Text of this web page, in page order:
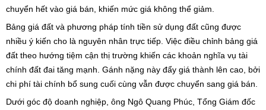
chuyển hết vào giá bán, khiến mức giá không thể giảm.
Bảng giá đất và phương pháp tính tiền sử dụng đất cũng được
nhiều ý kiến cho là nguyên nhân trực tiếp. Việc điều chỉnh bảng giá
đất theo hướng tiệm cận thị trường khiến các khoản nghĩa vụ tài
chính đất đai tăng mạnh. Gánh nặng này đẩy giá thành lên cao, bởi
chi phí tài chính bổ sung cuối cùng vẫn được chuyển sang giá bán.
Dưới góc độ doanh nghiệp, ông Ngô Quang Phúc, Tổng Giám đốc